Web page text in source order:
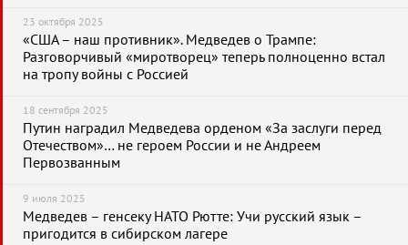
23 октября 2025
«США – наш противник». Медведев о Трампе:
Разговорчивый «миротворец» теперь полноценно встал
на тропу войны с Россией
18 сентября 2025
Путин наградил Медведева орденом «За заслуги перед
Отечеством»… не героем России и не Андреем
Первозванным
9 июля 2025
Медведев – генсеку НАТО Рютте: Учи русский язык –
пригодится в сибирском лагере